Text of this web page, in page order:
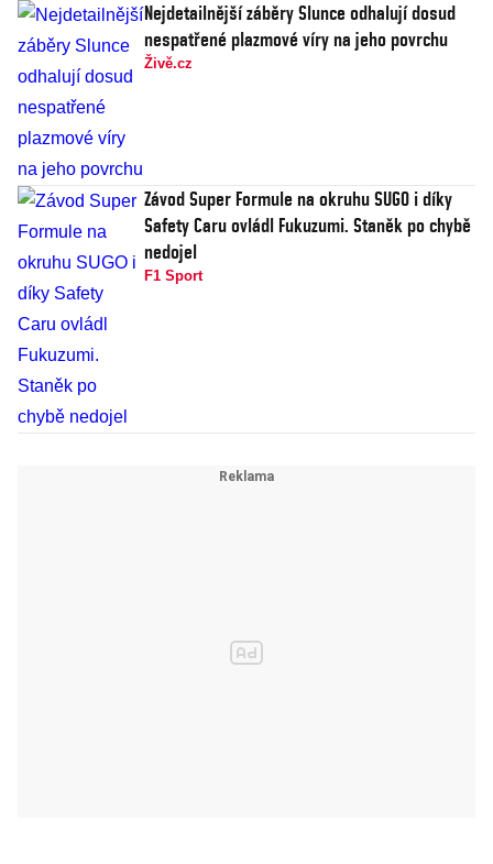
Nejdetailnější záběry Slunce odhalují dosud
nespatřené plazmové víry na jeho povrchu
Živě.cz
Závod Super Formule na okruhu SUGO i díky
Safety Caru ovládl Fukuzumi. Staněk po chybě
nedojel
F1 Sport